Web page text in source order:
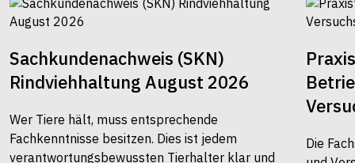
Sachkundenachweis (SKN)
Rindviehhaltung August 2026
Wer Tiere hält, muss entsprechende
Fachkenntnisse besitzen. Dies ist jedem
verantwortungsbewussten Tierhalter klar und
Die